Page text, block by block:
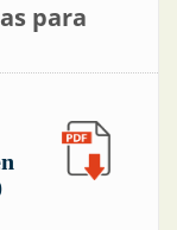
para